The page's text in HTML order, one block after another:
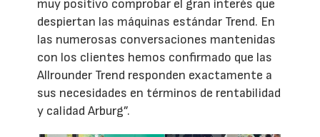
muy positivo comprobar el gran interés que
despiertan las máquinas estándar Trend. En
las numerosas conversaciones mantenidas
con los clientes hemos confirmado que las
Allrounder Trend responden exactamente a
sus necesidades en términos de rentabilidad
y calidad Arburg”.